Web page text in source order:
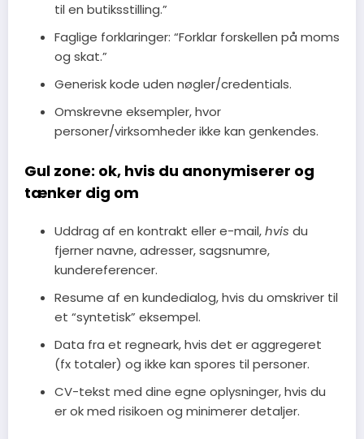
til en butiksstilling.”
Faglige forklaringer: “Forklar forskellen på moms
og skat.”
Generisk kode uden nøgler/credentials.
Omskrevne eksempler, hvor
personer/virksomheder ikke kan genkendes.
Gul zone: ok, hvis du anonymiserer og
tænker dig om
Uddrag af en kontrakt eller e-mail,hvis du
fjerner navne, adresser, sagsnumre,
kundereferencer.
Resume af en kundedialog, hvis du omskriver til
et “syntetisk” eksempel.
Data fra et regneark, hvis det er aggregeret
(fx totaler) og ikke kan spores til personer.
CV-tekst med dine egne oplysninger, hvis du
er ok med risikoen og minimerer detaljer.